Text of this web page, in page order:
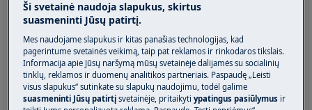
Sprendimas
Prieš atlikdami techninę priežiūrą, išjunkite prietaisą
ir atjunkite maitinimo kištuką išlizdo.
Visada būkite atsargūs, kai perkeliate prietaisus, nes
Ši svetainė naudoja slapukus, skirtus
suasmeninti Jūsų patirtį.
Mes naudojame slapukus ir kitas panašias technologijas, kad
pagerintume svetainės veikimą, taip pat reklamos ir rinkodaros tikslais.
Informacija apie Jūsų naršymą mūsų svetainėje dalijamės su socialinių
tinklų, reklamos ir duomenų analitikos partneriais. Paspaudę „Leisti
visus slapukus“ sutinkate su slapukų naudojimu, todėl galime
suasmeninti Jūsų patirtįsvetainėje, pritaikytiypatingus pasiūlymus ir